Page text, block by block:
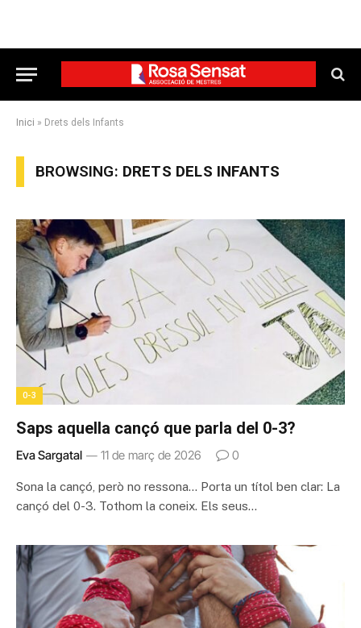
Inici » Drets dels Infants
BROWSING: DRETS DELS INFANTS
0-3
Saps aquella cançó que parla del 0-3?
Eva Sargatal 11 de març de 2026 0
Sona la cançó, però no ressona… Porta un títol ben clar: La
cançó del 0-3. Tothom la coneix. Els seus…